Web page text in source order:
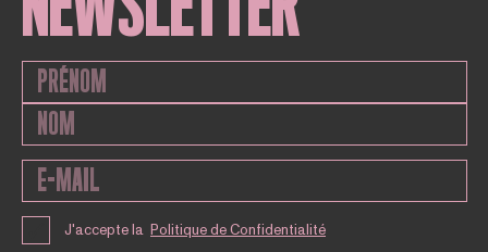
J'accepte la Politique de Confidentialité